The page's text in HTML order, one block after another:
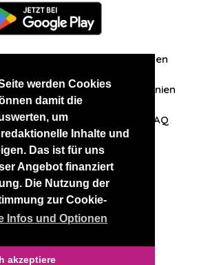
werden Cookies
damit die
um
Inhalte und
Das ist für uns
Angebot finanziert
Die Nutzung der
zur Cookie-
Infos und Optionen
akzeptiere
Zuschriften/Erfahrungen
AGB Datenschutzrichtlinien
mit uns auf FAQ
anderen Websites
RussianKisses
2026 thaidatevip